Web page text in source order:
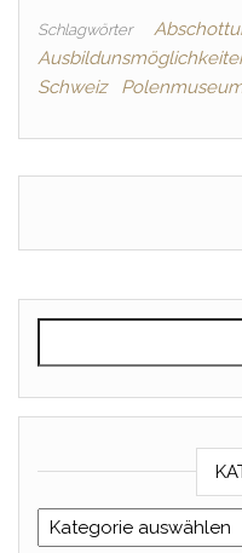
Schlagwörter
Schweiz
Kategorien